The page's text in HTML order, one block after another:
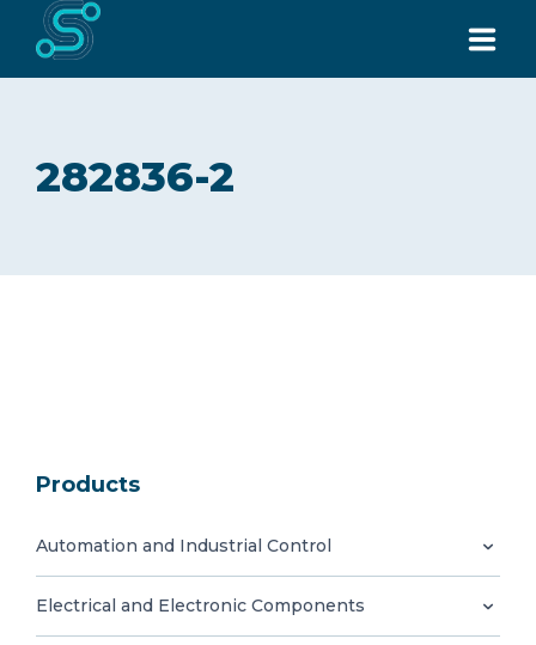
เกี่ยวกับเรา
Request for Quote
0
282836-2
Products
Automation and Industrial Control
Electrical and Electronic Components